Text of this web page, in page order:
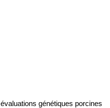
génétiques porcines